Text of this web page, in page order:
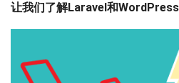
让我们了解Laravel和WordPress